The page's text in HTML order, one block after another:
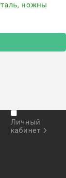
ножны
Личный
кабинет